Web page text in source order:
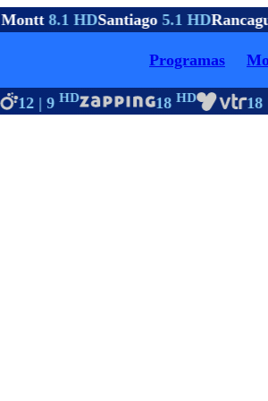
8.1 HDSantiago5.1 HD
Programas
12 | 9HD 18HD 18 |